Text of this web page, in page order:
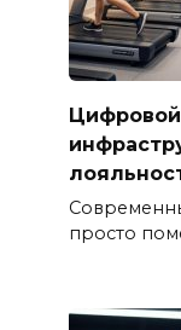
просто